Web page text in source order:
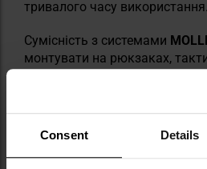
Consent Details
тривалого часу використання.
Сумісність з системами
монтувати на рюкзаках,